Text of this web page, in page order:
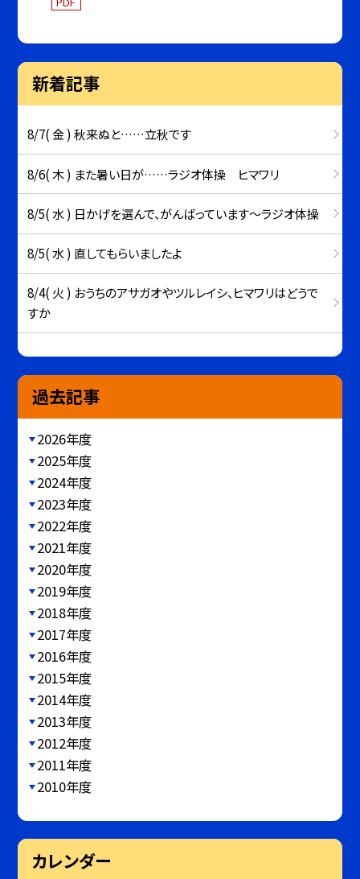
新着記事
8/7( 金 ) 秋来ぬと……立秋です
8/6( 木 ) また暑い日が……ラジオ体操 ヒマワリ
8/5( 水 ) 日かげを選んで、がんばっています～ラジオ体操
8/5( 水 ) 直してもらいましたよ
8/4( 火 ) おうちのアサガオやツルレイシ、ヒマワリはどうで
すか
過去記事
2026年度
2025年度
2024年度
2023年度
2022年度
2021年度
2020年度
2019年度
2018年度
2017年度
2016年度
2015年度
2014年度
2013年度
2012年度
2011年度
2010年度
カレンダー